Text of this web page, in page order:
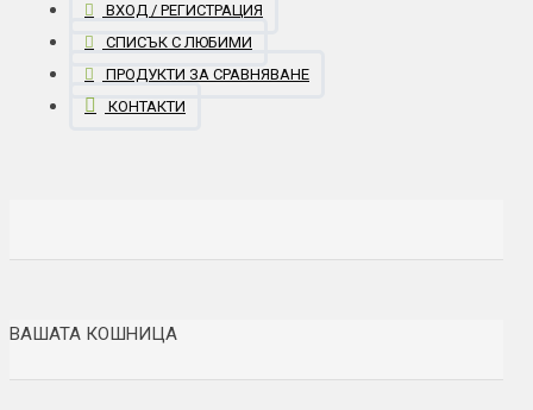
ВХОД / РЕГИСТРАЦИЯ
СПИСЪК С ЛЮБИМИ
ПРОДУКТИ ЗА СРАВНЯВАНЕ
КОНТАКТИ
ВАШАТА КОШНИЦА